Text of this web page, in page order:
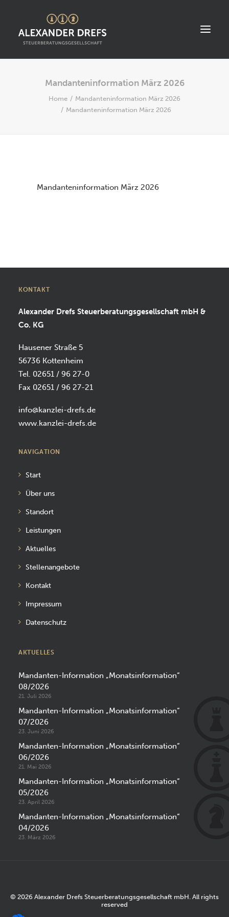
Mandanteninformation März 2026
Home
Mandanteninformation März 2026
Mandanteninformation März 2026
Mandanteninformation März 2026
KONTAKT
Alexander Drefs Steuerberatungsgesellschaft mbH &
Co. KG
Hausener Straße 5
56736 Kottenheim
Tel. 02651 / 96 27-0
Fax 02651 / 96 27-21
info@kanzlei-drefs.de
www.kanzlei-drefs.de
NAVIGATION
Start
Über uns
Standort
Leistungen
Aktuelles
Stellenangebote
Kontakt
Impressum
Datenschutz
AKTUELLES
Mandanten-Information „Monatsinformation“
08/2026
21. Juli 2026
Mandanten-Information „Monatsinformation“
07/2026
23. Juni 2026
Mandanten-Information „Monatsinformation“
06/2026
21. Mai 2026
Mandanten-Information „Monatsinformation“
05/2026
23. April 2026
Mandanten-Information „Monatsinformation“
04/2026
23. März 2026
© 2026 Alexander Drefs Steuerberatungsgesellschaft mbH. All rights
reserved